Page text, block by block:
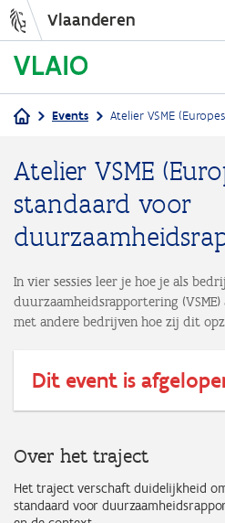
Vlaanderen
Events Atelier VSME (Europese
Atelier VSME
standaard voor
In vier sessies leer je hoe je als
duurzaamheidsrapportering
met andere bedrijven hoe zij dit
Dit event is
Over het traject
Het traject verschaft duidelijkheid
standaard voor